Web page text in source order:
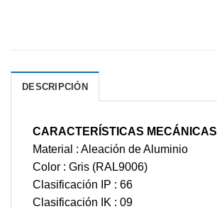
DESCRIPCIÓN
CARACTERÍSTICAS MECÁNICAS
Material : Aleación de Aluminio
Color : Gris (RAL9006)
Clasificación IP : 66
Clasificación IK : 09